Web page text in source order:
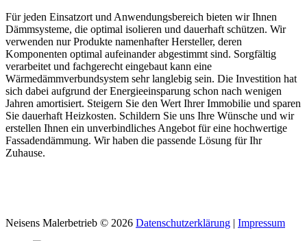
Für jeden Einsatzort und Anwendungsbereich bieten wir Ihnen
Dämmsysteme, die optimal isolieren und dauerhaft schützen. Wir
verwenden nur Produkte namenhafter Hersteller, deren
Komponenten optimal aufeinander abgestimmt sind. Sorgfältig
verarbeitet und fachgerecht eingebaut kann eine
Wärmedämmverbundsystem sehr langlebig sein. Die Investition hat
sich dabei aufgrund der Energieeinsparung schon nach wenigen
Jahren amortisiert. Steigern Sie den Wert Ihrer Immobilie und sparen
Sie dauerhaft Heizkosten. Schildern Sie uns Ihre Wünsche und wir
erstellen Ihnen ein unverbindliches Angebot für eine hochwertige
Fassadendämmung. Wir haben die passende Lösung für Ihr
Zuhause.
Neisens Malerbetrieb © 2026 Datenschutzerklärung | Impressum